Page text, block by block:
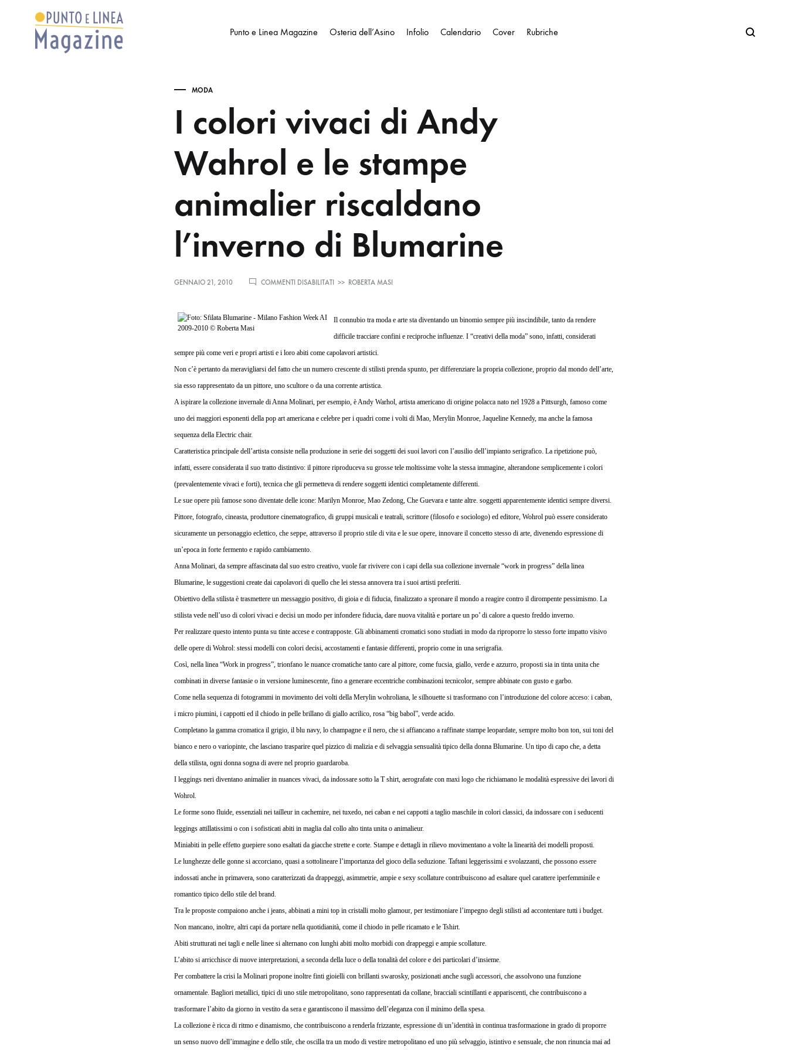
Punto e Linea Magazine Osteria dell’Asino Infolio Calendario Cover Rubriche Search
MODA
I colori vivaci di Andy
Wahrol e le stampe
animalier riscaldano
l’inverno di Blumarine
GENNAIO 21, 2010 COMMENTI DISABILITATI
SU
DI
ANDY
E
LE
ANIMALIER
RISCALDANO
L’INVERNO
DI
>> ROBERTA MASI
Il connubio tra moda e arte sta diventando un binomio sempre più inscindibile, tanto da rendere
difficile tracciare confini e reciproche influenze. I “creativi della moda” sono, infatti, considerati
sempre più come veri e propri artisti e i loro abiti come capolavori artistici.
Non c’è pertanto da meravigliarsi del fatto che un numero crescente di stilisti prenda spunto, per differenziare la propria collezione, proprio dal mondo dell’arte,
sia esso rappresentato da un pittore, uno scultore o da una corrente artistica.
A ispirare la collezione invernale di Anna Molinari, per esempio, è Andy Warhol, artista americano di origine polacca nato nel 1928 a Pittsurgh, famoso come
uno dei maggiori esponenti della pop art americana e celebre per i quadri come i volti di Mao, Merylin Monroe, Jaqueline Kennedy, ma anche la famosa
sequenza della Electric chair.
Caratteristica principale dell’artista consiste nella produzione in serie dei soggetti dei suoi lavori con l’ausilio dell’impianto serigrafico. La ripetizione può,
infatti, essere considerata il suo tratto distintivo: il pittore riproduceva su grosse tele moltissime volte la stessa immagine, alterandone semplicemente i colori
(prevalentemente vivaci e forti), tecnica che gli permetteva di rendere soggetti identici completamente differenti.
Le sue opere più famose sono diventate delle icone: Marilyn Monroe, Mao Zedong, Che Guevara e tante altre. soggetti apparentemente identici sempre diversi.
Pittore, fotografo, cineasta, produttore cinematografico, di gruppi musicali e teatrali, scrittore (filosofo e sociologo) ed editore, Wohrol può essere considerato
sicuramente un personaggio eclettico, che seppe, attraverso il proprio stile di vita e le sue opere, innovare il concetto stesso di arte, divenendo espressione di
un’epoca in forte fermento e rapido cambiamento.
Anna Molinari, da sempre affascinata dal suo estro creativo, vuole far rivivere con i capi della sua collezione invernale “work in progress” della linea
Blumarine, le suggestioni create dai capolavori di quello che lei stessa annovera tra i suoi artisti preferiti.
Obiettivo della stilista è trasmettere un messaggio positivo, di gioia e di fiducia, finalizzato a spronare il mondo a reagire contro il dirompente pessimismo. La
stilista vede nell’uso di colori vivaci e decisi un modo per infondere fiducia, dare nuova vitalità e portare un po’ di calore a questo freddo inverno.
Per realizzare questo intento punta su tinte accese e contrapposte. Gli abbinamenti cromatici sono studiati in modo da riproporre lo stesso forte impatto visivo
delle opere di Wohrol: stessi modelli con colori decisi, accostamenti e fantasie differenti, proprio come in una serigrafia.
Così, nella linea “Work in progress”, trionfano le nuance cromatiche tanto care al pittore, come fucsia, giallo, verde e azzurro, proposti sia in tinta unita che
combinati in diverse fantasie o in versione luminescente, fino a generare eccentriche combinazioni tecnicolor, sempre abbinate con gusto e garbo.
Come nella sequenza di fotogrammi in movimento dei volti della Merylin wohroliana, le silhouette si trasformano con l’introduzione del colore acceso: i caban,
i micro piumini, i cappotti ed il chiodo in pelle brillano di giallo acrilico, rosa “big babol”, verde acido.
Completano la gamma cromatica il grigio, il blu navy, lo champagne e il nero, che si affiancano a raffinate stampe leopardate, sempre molto bon ton, sui toni del
bianco e nero o variopinte, che lasciano trasparire quel pizzico di malizia e di selvaggia sensualità tipico della donna Blumarine. Un tipo di capo che, a detta
della stilista, ogni donna sogna di avere nel proprio guardaroba.
I leggings neri diventano animalier in nuances vivaci, da indossare sotto la T shirt, aerografate con maxi logo che richiamano le modalità espressive dei lavori di
Wohrol.
Le forme sono fluide, essenziali nei tailleur in cachemire, nei tuxedo, nei caban e nei cappotti a taglio maschile in colori classici, da indossare con i seducenti
leggings attillatissimi o con i sofisticati abiti in maglia dal collo alto tinta unita o animalieur.
Miniabiti in pelle effetto guepiere sono esaltati da giacche strette e corte. Stampe e dettagli in rilievo movimentano a volte la linearità dei modelli proposti.
Le lunghezze delle gonne si accorciano, quasi a sottolineare l’importanza del gioco della seduzione. Taftani leggerissimi e svolazzanti, che possono essere
indossati anche in primavera, sono caratterizzati da drappeggi, asimmetrie, ampie e sexy scollature contribuiscono ad esaltare quel carattere iperfemminile e
romantico tipico dello stile del brand.
Tra le proposte compaiono anche i jeans, abbinati a mini top in cristalli molto glamour, per testimoniare l’impegno degli stilisti ad accontentare tutti i budget.
Non mancano, inoltre, altri capi da portare nella quotidianità, come il chiodo in pelle ricamato e le Tshirt.
Abiti strutturati nei tagli e nelle linee si alternano con lunghi abiti molto morbidi con drappeggi e ampie scollature.
L’abito si arricchisce di nuove interpretazioni, a seconda della luce o della tonalità del colore e dei particolari d’insieme.
Per combattere la crisi la Molinari propone inoltre finti gioielli con brillanti swarosky, posizionati anche sugli accessori, che assolvono una funzione
ornamentale. Bagliori metallici, tipici di uno stile metropolitano, sono rappresentati da collane, bracciali scintillanti e appariscenti, che contribuiscono a
trasformare l’abito da giorno in vestito da sera e garantiscono il massimo dell’eleganza con il minimo della spesa.
La collezione è ricca di ritmo e dinamismo, che contribuiscono a renderla frizzante, espressione di un’identità in continua trasformazione in grado di proporre
un senso nuovo dell’immagine e dello stile, che oscilla tra un modo di vestire metropolitano ed uno più selvaggio, istintivo e sensuale, che non rinuncia mai ad